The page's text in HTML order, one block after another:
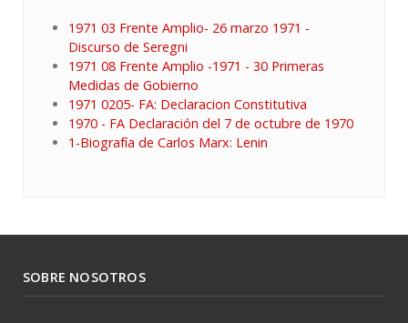
1971 03 Frente Amplio- 26 marzo 1971 -
Discurso de Seregni
1971 08 Frente Amplio -1971 - 30 Primeras
Medidas de Gobierno
1971 0205- FA: Declaracion Constitutiva
1970 - FA Declaración del 7 de octubre de 1970
1-Biografía de Carlos Marx: Lenin
SOBRE NOSOTROS